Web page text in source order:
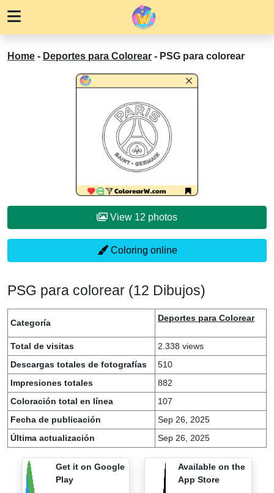
Home - Deportes para Colorear - PSG para colorear
View 12 photos
Coloring online
PSG para colorear (12 Dibujos)
Categoría Deportes para Colorear
Total de visitas
2.338 views
Descargas totales de fotografías
510
Impresiones totales
882
Coloración total en línea
107
Fecha de publicación
Sep 26, 2025
Última actualización
Sep 26, 2025
Get it on Google
Play
Available on the
App Store